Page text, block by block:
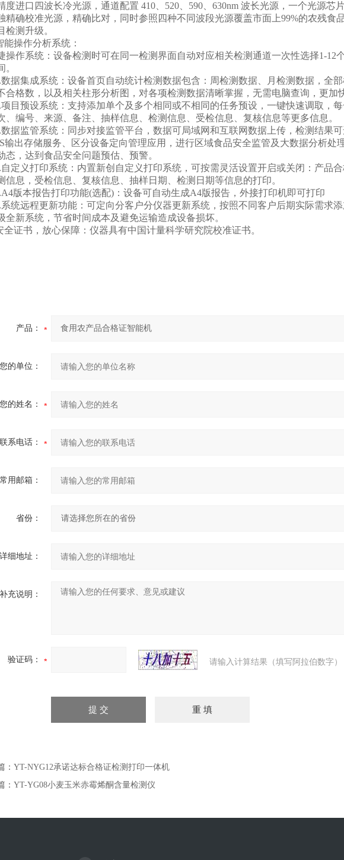
口四波长冷光源，通道配置 410、520、590、630nm 波长光源，一个光源芯
精确校准光源，精确比对，同时参照四种不同波段光源覆盖市面上99%的农残食
检测升级。
操作分析系统：
作系统：设备检测时可在同一检测界面自动对应相关检测通道一次性选择1-12
。
集成系统：设备首页自动统计检测数据包含：周检测数据、月检测数据，全部
合格数，以及相关柱形分析图，对各项检测数据清晰掌握，无需电脑查询，更加
预设系统：支持添加单个及多个相同或不相同的任务预设，一键快速调取，
、编号、来源、备注、抽样信息、检测信息、受检信息、复核信息等更多信息。
监管系统：同步对接监管平台，数据可局域网和互联网数据上传，检测结果可
输出存储服务、区分设备定向管理应用，进行区域食品安全监管及大数据分析处
态，达到食品安全问题预估、预警。
义打印系统：内置新创自定义打印系统，可按需灵活设置开启或关闭：产品
信息，受检信息、复核信息、抽样日期、检测日期等信息的打印。
本报告打印功能(选配)：设备可自动生成A4版报告，外接打印机即可打印
远程更新功能：可定向分客户分仪器更新系统，按照不同客户后期实际需求添
全新系统，节省时间成本及避免运输造成设备损坏。
书，放心保障：仪器具有中国计量科学研究院校准证书。
产品：
您的单位：
您的姓名：
联系电话：
常用邮箱：
省份：
详细地址：
补充说明：
验证码： 请输入计算结果（填写阿拉伯数字
： YT-NYG12承诺达标合格证检测打印一体机
： YT-YG08小麦玉米赤霉烯酮含量检测仪